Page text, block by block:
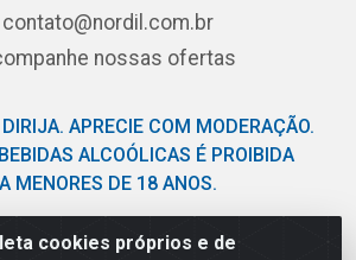
cookies próprios e de
contato@nordil.com.br
nossas ofertas
APRECIE COM MODERAÇÃO.
ALCOÓLICAS É PROIBIDA
MENORES DE 18 ANOS.